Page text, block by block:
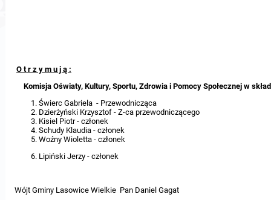
O t r z y m u j ą :
Komisja Oświaty, Kultury, Sportu, Zdrowia i Pomocy Społecznej w
Świerc Gabriela - Przewodnicząca
Dzierżyński Krzysztof - Z-ca przewodniczącego
Kisiel Piotr - członek
Schudy Klaudia - członek
Woźny Wioletta - członek
Lipiński Jerzy - członek
Wójt Gminy Lasowice Wielkie Pan Daniel Gagat